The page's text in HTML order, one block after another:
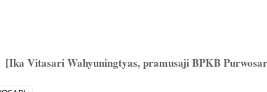
[Ika Vitasari Wahyuningtyas, pramusaji BPKB